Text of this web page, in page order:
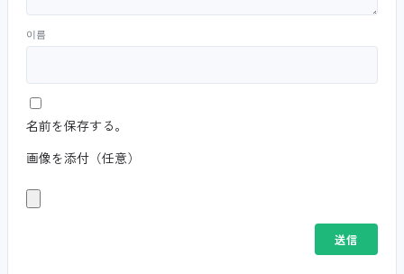
이름
名前を保存する。
画像を添付（任意）